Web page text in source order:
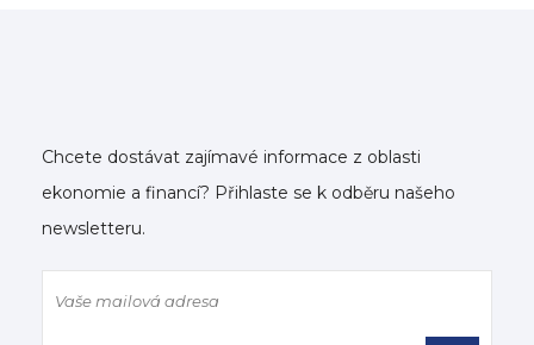
Chcete dostávat zajímavé informace z oblasti
ekonomie a financí? Přihlaste se k odběru našeho
newsletteru.